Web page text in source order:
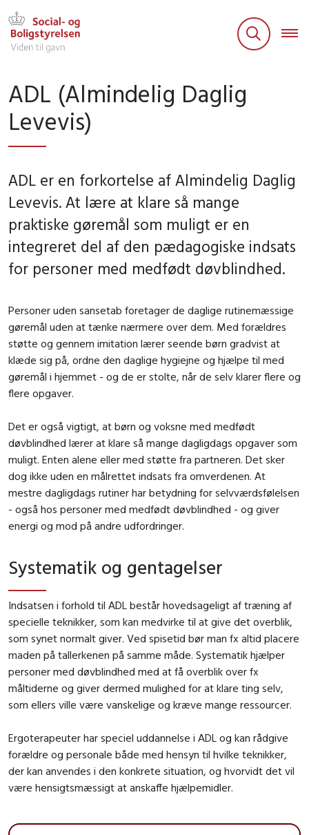
ADL (Almindelig Daglig
Levevis)
ADL er en forkortelse af Almindelig Daglig
Levevis. At lære at klare så mange
praktiske gøremål som muligt er en
integreret del af den pædagogiske indsats
for personer med medfødt døvblindhed.
Personer uden sansetab foretager de daglige rutinemæssige
gøremål uden at tænke nærmere over dem. Med forældres
støtte og gennem imitation lærer seende børn gradvist at
klæde sig på, ordne den daglige hygiejne og hjælpe til med
gøremål i hjemmet - og de er stolte, når de selv klarer flere og
flere opgaver.
Det er også vigtigt, at børn og voksne med medfødt
døvblindhed lærer at klare så mange dagligdags opgaver som
muligt. Enten alene eller med støtte fra partneren. Det sker
dog ikke uden en målrettet indsats fra omverdenen. At
mestre dagligdags rutiner har betydning for selvværdsfølelsen
- også hos personer med medfødt døvblindhed - og giver
energi og mod på andre udfordringer.
Systematik og gentagelser
Indsatsen i forhold til ADL består hovedsageligt af træning af
specielle teknikker, som kan medvirke til at give det overblik,
som synet normalt giver. Ved spisetid bør man fx altid placere
maden på tallerkenen på samme måde. Systematik hjælper
personer med døvblindhed med at få overblik over fx
måltiderne og giver dermed mulighed for at klare ting selv,
som ellers ville være vanskelige og kræve mange ressourcer.
Ergoterapeuter har speciel uddannelse i ADL og kan rådgive
forældre og personale både med hensyn til hvilke teknikker,
der kan anvendes i den konkrete situation, og hvorvidt det vil
være hensigtsmæssigt at anskaffe hjælpemidler.